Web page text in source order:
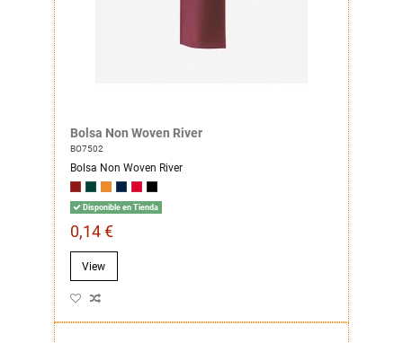
Bolsa Non Woven River
BO7502
Bolsa Non Woven River
Disponible en Tienda
0,14 €
View